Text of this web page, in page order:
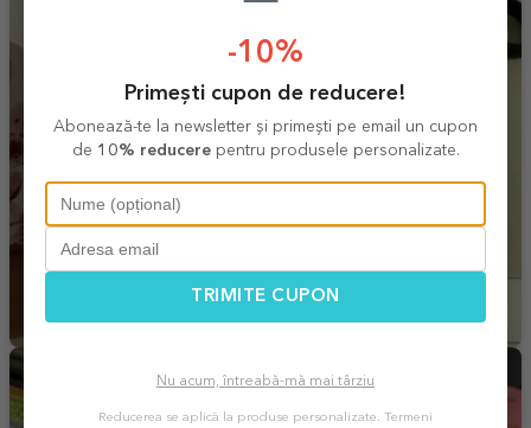
-10%
Primești cupon de reducere!
Abonează-te la newsletter și primești pe email un cupon
de 10% reducerepentru produsele personalizate.
TRIMITE CUPON
Nu acum, întreabă-mă mai târziu
Reducerea se aplică la produse personalizate. Termeni